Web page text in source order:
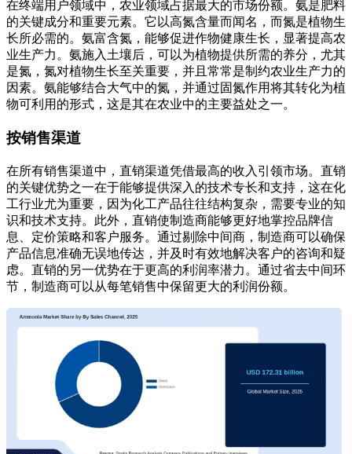
在终端用户领域中，农业领域占据最大的市场份额。氨是肥料
的关键成分和重要元素。它以高氮含量而闻名，而氮是植物生
长所必需的。氨富含氮，能够促进作物健康生长，显著提高农
业生产力。氨施入土壤后，可以为植物提供所需的养分，尤其
是氮，氮对植物生长至关重要，并且常常是制约农业生产力的
因素。氨能够结合大气中的氮，并通过固氮作用将其转化为植
物可利用的形式，这是其在农业中的主要益处之一。
按销售渠道
在所有销售渠道中，直销渠道凭借最高的收入引领市场。直销
的关键优势之一在于能够提供深入的技术专长和支持，这在化
工行业尤为重要，因为化工产品往往结构复杂，需要专业的知
识和技术支持。此外，直销使制造商能够更好地掌控品牌信
息、定价策略和客户服务。通过剔除中间商，制造商可以确保
产品信息准确无误地传达，并及时有效地解决客户的咨询和疑
虑。直销的另一优势在于更高的利润率潜力。通过省去中间环
节，制造商可以从每笔销售中保留更大的利润份额。